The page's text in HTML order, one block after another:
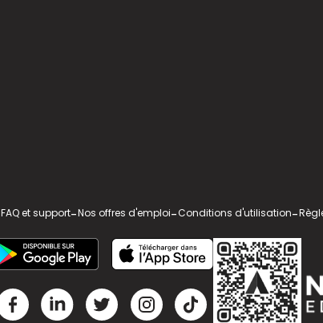
FAQ et support-Nos offres d'emploi-Conditions d'utilisation-